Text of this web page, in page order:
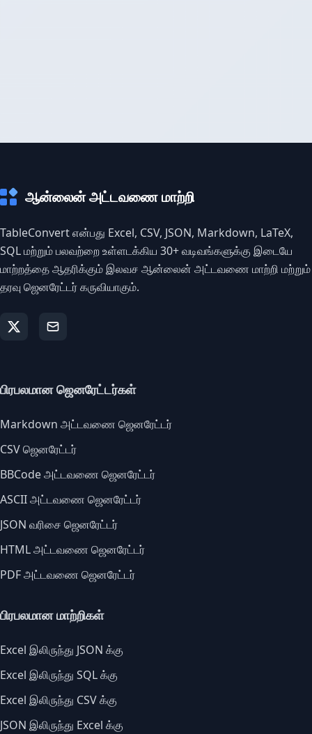
ஆன்லைன் அட்டவணை மாற்றி
TableConvert என்பது Excel, CSV, JSON, Markdown, LaTeX,
SQL மற்றும் பலவற்றை உள்ளடக்கிய 30+ வடிவங்களுக்கு இடையே
மாற்றத்தை ஆதரிக்கும் இலவச ஆன்லைன் அட்டவணை மாற்றி மற்றும்
தரவு ஜெனரேட்டர் கருவியாகும்.
பிரபலமான ஜெனரேட்டர்கள்
Markdown அட்டவணை ஜெனரேட்டர்
CSV ஜெனரேட்டர்
BBCode அட்டவணை ஜெனரேட்டர்
ASCII அட்டவணை ஜெனரேட்டர்
JSON வரிசை ஜெனரேட்டர்
HTML அட்டவணை ஜெனரேட்டர்
PDF அட்டவணை ஜெனரேட்டர்
பிரபலமான மாற்றிகள்
Excel இலிருந்து JSON க்கு
Excel இலிருந்து SQL க்கு
Excel இலிருந்து CSV க்கு
JSON இலிருந்து Excel க்கு